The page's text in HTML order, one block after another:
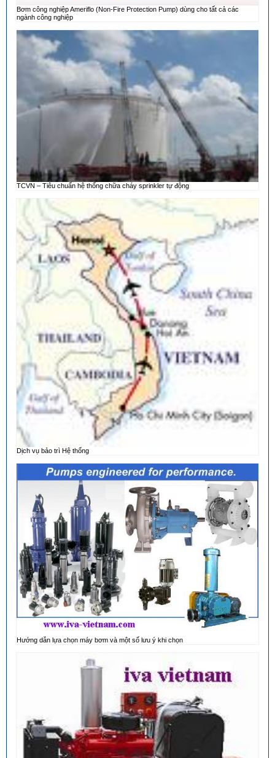
Bơm công nghiệp Ameriflo (Non-Fire Protection Pump) dùng cho tất cả các
ngành công nghiệp
TCVN – Tiêu chuẩn hệ thống chữa cháy sprinkler tự động
Dịch vụ bảo trì Hệ thống
Hướng dẫn lựa chọn máy bơm và một số lưu ý khi chọn